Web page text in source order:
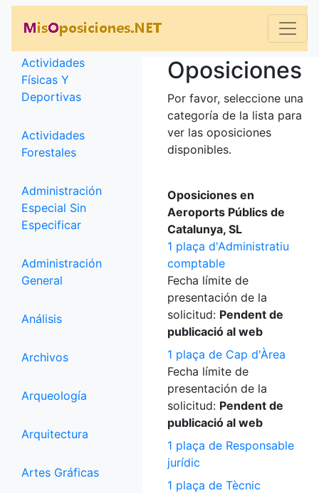
Categorías
Actividades
Físicas Y
Deportivas
Actividades
Forestales
Administración
Especial Sin
Especificar
Administración
General
Análisis
Archivos
Arqueología
Arquitectura
Artes Gráficas
Oposiciones
Por favor, seleccione una
categoría de la lista para
ver las oposiciones
disponibles.
Oposiciones en
Aeroports Públics de
Catalunya, SL
1 plaça d'Administratiu
comptable
Fecha límite de
presentación de la
solicitud: Pendent de
publicació al web
1 plaça de Cap d'Àrea
Fecha límite de
presentación de la
solicitud: Pendent de
publicació al web
1 plaça de Responsable
jurídic
1 plaça de Tècnic